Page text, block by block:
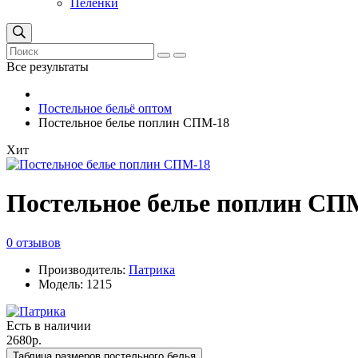
Все результаты
Постельное бельё оптом
Постельное белье поплин СПМ-18
Хит
Постельное белье поплин
0 отзывов
Производитель: Патрика
Модель: 1215
Есть в наличии
2680р.